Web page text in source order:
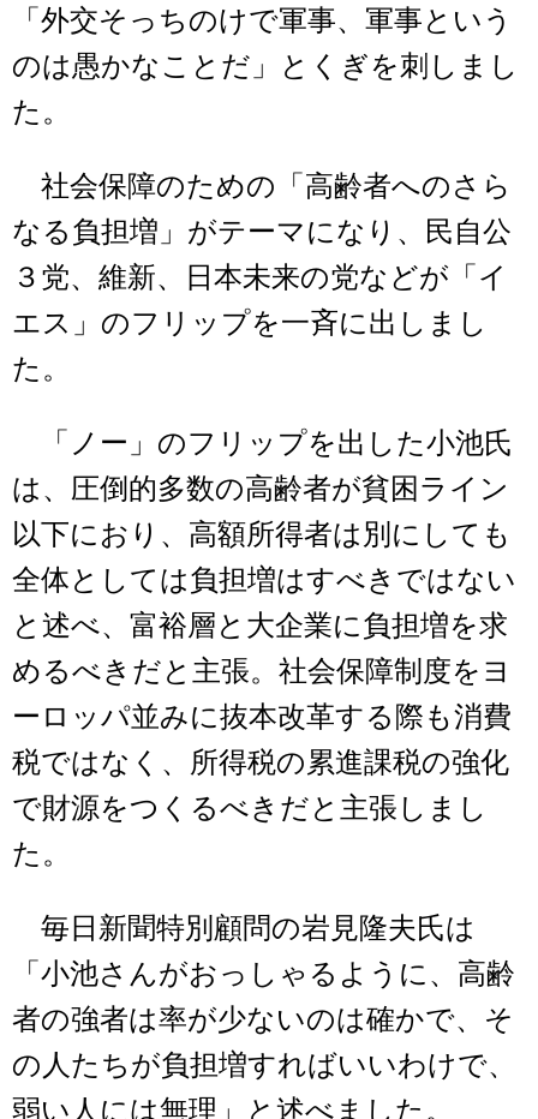
「外交そっちのけで軍事、軍事という
のは愚かなことだ」とくぎを刺しまし
た。
社会保障のための「高齢者へのさら
なる負担増」がテーマになり、民自公
３党、維新、日本未来の党などが「イ
エス」のフリップを一斉に出しまし
た。
「ノー」のフリップを出した小池氏
は、圧倒的多数の高齢者が貧困ライン
以下におり、高額所得者は別にしても
全体としては負担増はすべきではない
と述べ、富裕層と大企業に負担増を求
めるべきだと主張。社会保障制度をヨ
ーロッパ並みに抜本改革する際も消費
税ではなく、所得税の累進課税の強化
で財源をつくるべきだと主張しまし
た。
毎日新聞特別顧問の岩見隆夫氏は
「小池さんがおっしゃるように、高齢
者の強者は率が少ないのは確かで、そ
の人たちが負担増すればいいわけで、
弱い人には無理」と述べました。